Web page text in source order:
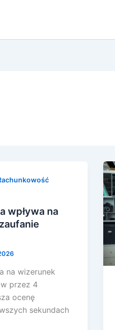
wpływa na
na wizerunek
przez 4
ocenę
sekundach